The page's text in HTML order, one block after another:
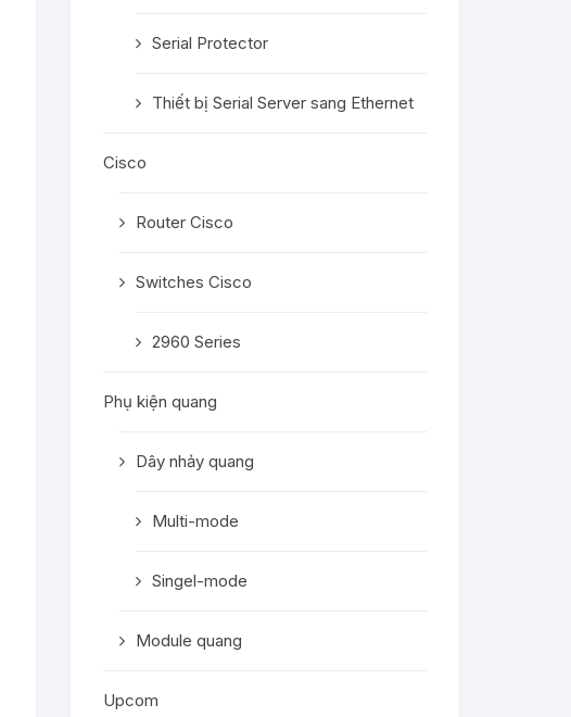
Serial Protector
Thiết bị Serial Server sang Ethernet
Cisco
Router Cisco
Switches Cisco
2960 Series
Phụ kiện quang
Dây nhảy quang
Multi-mode
Singel-mode
Module quang
Upcom